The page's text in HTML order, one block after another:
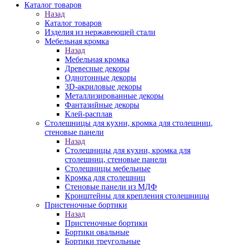
Каталог товаров
Назад
Каталог товаров
Изделия из нержавеющей стали
Мебельная кромка
Назад
Мебельная кромка
Древесные декоры
Однотонные декоры
3D-акриловые декоры
Металлизированные декоры
Фантазийные декоры
Клей-расплав
Столешницы для кухни, кромка для столешниц,
стеновые панели
Назад
Столешницы для кухни, кромка для
столешниц, стеновые панели
Столешницы мебельные
Кромка для столешниц
Стеновые панели из МДФ
Кронштейны для крепления столешницы
Пристеночные бортики
Назад
Пристеночные бортики
Бортики овальные
Бортики треугольные